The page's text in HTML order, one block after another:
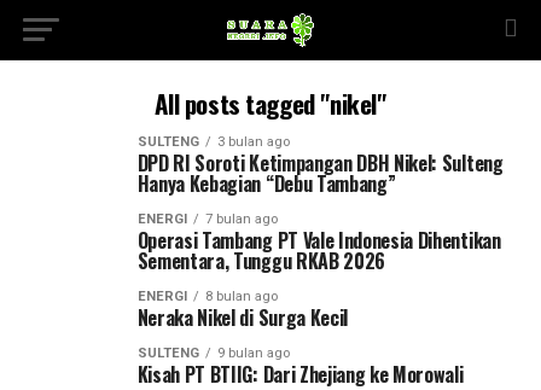
All posts tagged "nikel"
SULTENG 3 bulan ago
DPD RI Soroti Ketimpangan DBH Nikel: Sulteng
Hanya Kebagian “Debu Tambang”
ENERGI 7 bulan ago
Operasi Tambang PT Vale Indonesia Dihentikan
Sementara, Tunggu RKAB 2026
ENERGI 8 bulan ago
Neraka Nikel di Surga Kecil
SULTENG 9 bulan ago
Kisah PT BTIIG: Dari Zhejiang ke Morowali